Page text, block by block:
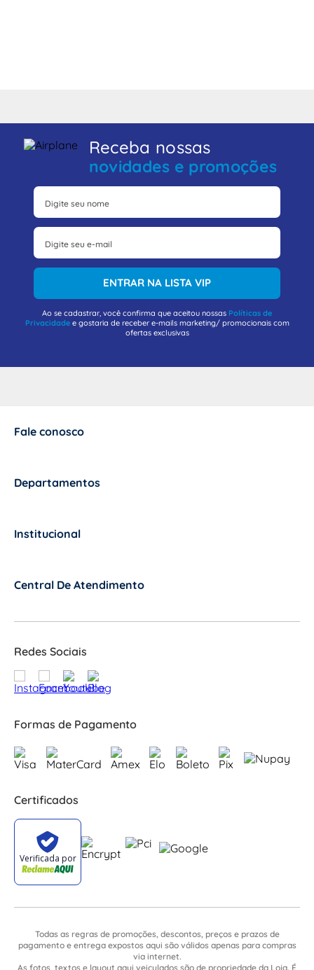
Receba nossas
novidades e promoções
ENTRAR NA LISTA VIP
Ao se cadastrar, você confirma que aceitou nossas Políticas de
Privacidadee gostaria de receber e-mails marketing/ promocionais com
ofertas exclusivas
Fale conosco
Departamentos
Institucional
Central De Atendimento
Redes Sociais
Formas de Pagamento
Certificados
Todas as regras de promoções, descontos, preços e prazos de
pagamento e entrega expostos aqui são válidos apenas para compras
via internet.
As fotos, textos e layout aqui veiculados são de propriedade da Loja. É